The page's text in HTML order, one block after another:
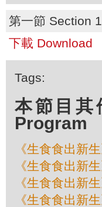
第一節 Section 1
下載 Download
Tags:
本節目其
Program
《生食食出新
《生食食出新
《生食食出新
《生食食出新